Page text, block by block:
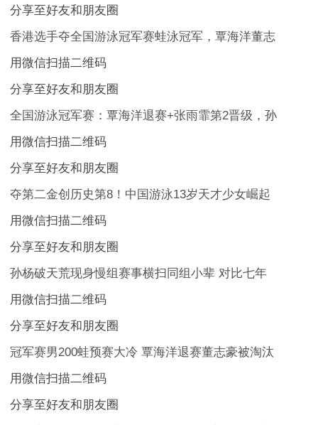
分享至好友和朋友圈
香港选手夺全国游泳冠军赛蛙泳冠军，覃海洋董志
用微信扫描二维码
分享至好友和朋友圈
全国游泳冠军赛：覃海洋退赛+张雨霏第2晋级，孙
用微信扫描二维码
分享至好友和朋友圈
夺第二金创历史第8！中国游泳13岁天才少女崛起
用微信扫描二维码
分享至好友和朋友圈
孙杨破天荒现身慢组赛事横扫同组小辈 对比七年
用微信扫描二维码
分享至好友和朋友圈
冠军赛男200蛙预赛大冷 覃海洋退赛董志豪被淘汰
用微信扫描二维码
分享至好友和朋友圈